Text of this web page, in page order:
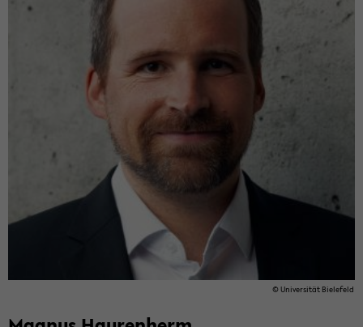
© Uni­ver­si­tät Bie­le­feld